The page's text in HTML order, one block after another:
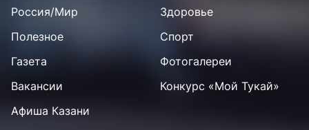
Россия/Мир
Здоровье
Полезное
Спорт
Газета
Фотогалереи
Вакансии
Конкурс «Мой Тукай»
Афиша Казани